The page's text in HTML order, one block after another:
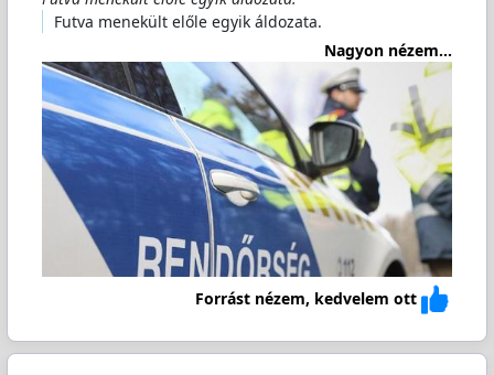
Futva menekült előle egyik áldozata.
Nagyon nézem...
Forrást nézem, kedvelem ott